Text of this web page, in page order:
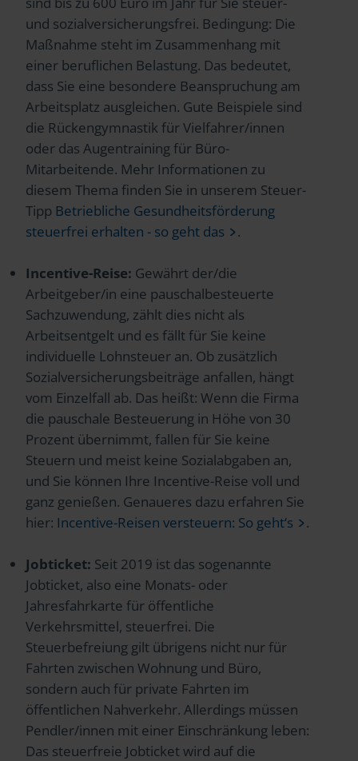
und sozialversicherungsfrei. Bedingung: Die
Maßnahme steht im Zusammenhang mit
einer beruflichen Belastung. Das bedeutet,
dass Sie eine besondere Beanspruchung am
Arbeitsplatz ausgleichen. Gute Beispiele sind
die Rückengymnastik für Vielfahrer/innen
oder das Augentraining für Büro-
Mitarbeitende. Mehr Informationen zu
diesem Thema finden Sie in unserem Steuer-
Tipp Betriebliche Gesundheitsförderung
steuerfrei erhalten - so geht das
.
Incentive-Reise: Gewährt der/die
Arbeitgeber/in eine pauschalbesteuerte
Sachzuwendung, zählt dies nicht als
Arbeitsentgelt und es fällt für Sie keine
individuelle Lohnsteuer an. Ob zusätzlich
Sozialversicherungsbeiträge anfallen, hängt
vom Einzelfall ab. Das heißt: Wenn die Firma
die pauschale Besteuerung in Höhe von 30
Prozent übernimmt, fallen für Sie keine
Steuern und meist keine Sozialabgaben an,
und Sie können Ihre Incentive-Reise voll und
ganz genießen. Genaueres dazu erfahren Sie
hier: Incentive-Reisen versteuern: So geht‘s .
Jobticket: Seit 2019 ist das sogenannte
Jobticket, also eine Monats- oder
Jahresfahrkarte für öffentliche
Verkehrsmittel, steuerfrei. Die
Steuerbefreiung gilt übrigens nicht nur für
Fahrten zwischen Wohnung und Büro,
sondern auch für private Fahrten im
öffentlichen Nahverkehr. Allerdings müssen
Pendler/innen mit einer Einschränkung leben:
Das steuerfreie Jobticket wird auf die